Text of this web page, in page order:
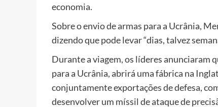
economia.
Sobre o envio de armas para a Ucrânia,
dizendo que pode levar “dias, talvez
Durante a viagem, os líderes anunciaram
para a Ucrânia, abrirá uma fábrica na
conjuntamente exportações de defesa,
desenvolver um míssil de ataque de